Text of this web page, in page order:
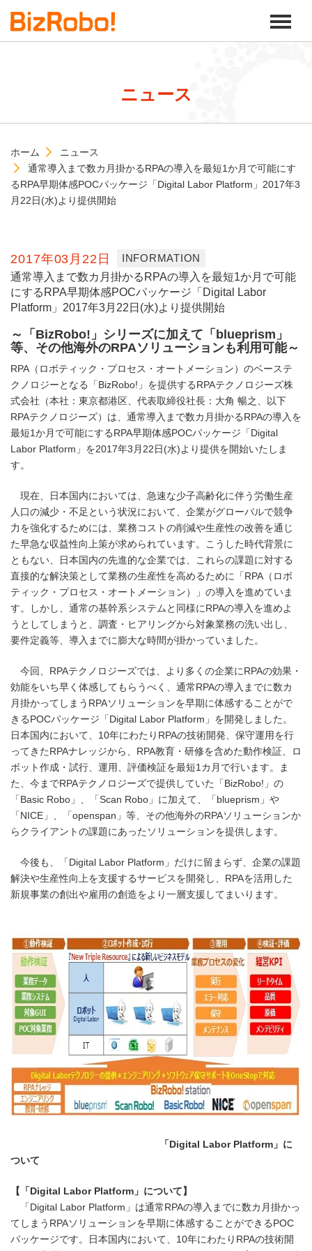
ニュース
ホーム
ニュース
通常導入まで数カ月掛かるRPAの導入を最短1か月で可能にす
るRPA早期体感POCパッケージ「Digital Labor Platform」2017年3
月22日(水)より提供開始
2017年03月22日
INFORMATION
通常導入まで数カ月掛かるRPAの導入を最短1か月で可能
にするRPA早期体感POCパッケージ「Digital Labor
Platform」2017年3月22日(水)より提供開始
～「BizRobo!」シリーズに加えて「blueprism」
等、その他海外のRPAソリューションも利用可能～
RPA（ロボティック・プロセス・オートメーション）のベーステ
クノロジーとなる「BizRobo!」を提供するRPAテクノロジーズ株
式会社（本社：東京都港区、代表取締役社長：大角 暢之、以下
RPAテクノロジーズ）は、通常導入まで数カ月掛かるRPAの導入を
最短1か月で可能にするRPA早期体感POCパッケージ「Digital
Labor Platform」を2017年3月22日(水)より提供を開始いたしま
す。
現在、日本国内においては、急速な少子高齢化に伴う労働生産
人口の減少・不足という状況において、企業がグローバルで競争
力を強化するためには、業務コストの削減や生産性の改善を通じ
た早急な収益性向上策が求められています。こうした時代背景に
ともない、日本国内の先進的な企業では、これらの課題に対する
直接的な解決策として業務の生産性を高めるために「RPA（ロボ
ティック・プロセス・オートメーション）」の導入を進めていま
す。しかし、通常の基幹系システムと同様にRPAの導入を進めよ
うとしてしまうと、調査・ヒアリングから対象業務の洗い出し、
要件定義等、導入までに膨大な時間が掛かっていました。
今回、RPAテクノロジーズでは、より多くの企業にRPAの効果・
効能をいち早く体感してもらうべく、通常RPAの導入までに数カ
月掛かってしまうRPAソリューションを早期に体感することがで
きるPOCパッケージ「Digital Labor Platform」を開発しました。
日本国内において、10年にわたりRPAの技術開発、保守運用を行
ってきたRPAナレッジから、RPA教育・研修を含めた動作検証、ロ
ボット作成・試行、運用、評価検証を最短1カ月で行います。ま
た、今までRPAテクノロジーズで提供していた「BizRobo!」の
「Basic Robo」、「Scan Robo」に加えて、「blueprism」や
「NICE」、「openspan」等、その他海外のRPAソリューションか
らクライアントの課題にあったソリューションを提供します。
今後も、「Digital Labor Platform」だけに留まらず、企業の課題
解決や生産性向上を支援するサービスを開発し、RPAを活用した
新規事業の創出や雇用の創造をより一層支援してまいります。
「Digital Labor Platform」に
ついて
【「Digital Labor Platform」について】
「Digital Labor Platform」は通常RPAの導入までに数カ月掛かっ
てしまうRPAソリューションを早期に体感することができるPOC
パッケージです。日本国内において、10年にわたりRPAの技術開